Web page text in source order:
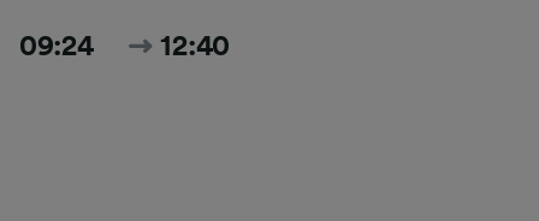
09:24 12:40